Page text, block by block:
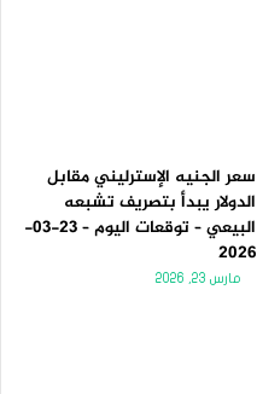
سعر الجنيه الإسترليني مقابل
الدولار يبدأ بتصريف تشبعه
البيعي – توقعات اليوم – 23-03-
2026
مارس 23, 2026